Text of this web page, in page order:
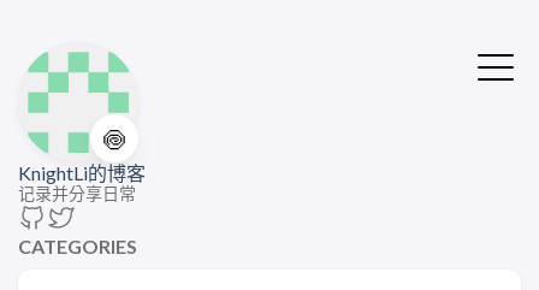
🍥
KnightLi的博客
记录并分享日常
CATEGORIES